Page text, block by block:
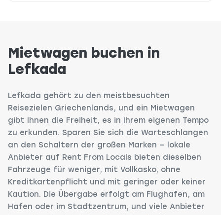
Mietwagen buchen in
Lefkada
Lefkada gehört zu den meistbesuchten
Reisezielen Griechenlands, und ein Mietwagen
gibt Ihnen die Freiheit, es in Ihrem eigenen Tempo
zu erkunden. Sparen Sie sich die Warteschlangen
an den Schaltern der großen Marken — lokale
Anbieter auf Rent From Locals bieten dieselben
Fahrzeuge für weniger, mit Vollkasko, ohne
Kreditkartenpflicht und mit geringer oder keiner
Kaution. Die Übergabe erfolgt am Flughafen, am
Hafen oder im Stadtzentrum, und viele Anbieter